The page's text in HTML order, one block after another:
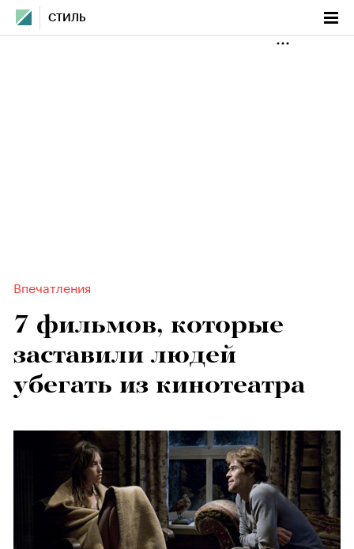
СТИЛЬ
Впечатления
7 фильмов, которые
заставили людей
убегать из кинотеатра